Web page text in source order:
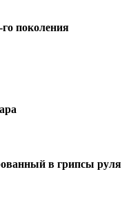
поколения
в грипсы руля